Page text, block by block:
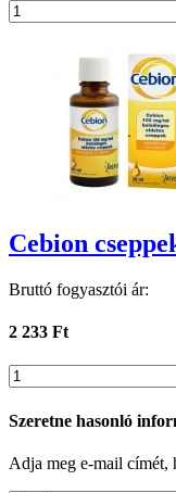
Cebion
Bruttó fogyasztói ár:
2 233 Ft
Szeretne hasonló
Adja meg e-mail címét,